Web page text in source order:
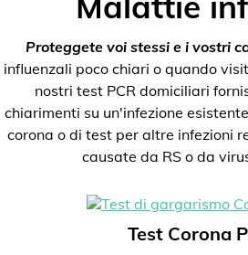
Proteggete voi stessi e i vostri
influenzali poco chiari o quando
nostri test PCR domiciliari
chiarimenti su un'infezione
corona o di test per altre infezioni
causate da RS o da
Test Corona